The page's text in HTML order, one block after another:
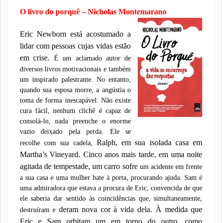
O livro do porquê – Nicholas Montemarano
Eric Newborn está acostumado a
lidar com pessoas cujas vidas estão
em crise.
É um aclamado autor de
diversos livros motivacionais e também
um inspirado palestrante. No entanto,
quando sua esposa morre, a angústia o
toma de forma inescapável. Não existe
cura fácil, nenhum clichê é capaz de
consolá-lo, nada preenche o enorme
vazio deixado pela perda. Ele se
recolhe com sua cadela, Ralph, em sua isolada casa em
Martha’s Vineyard. Cinco anos mais tarde, em uma noite
agitada de tempestade, um carro sofre um acidente em frente
a sua casa e uma mulher bate à porta, procurandoajuda. Sam é
uma admiradora que estava a procura de Eric, convencida de que
ele saberia dar sentido às coincidências que, simultaneamente,
destruíram ederam nova cor à vida dela. À medida que
Eric e Sam orbitam um em torno do outro, como